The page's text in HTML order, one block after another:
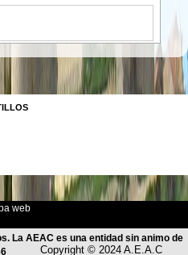
web
La AEAC es una entidad sin animo de
Copyright © 2024 A.E.A.C